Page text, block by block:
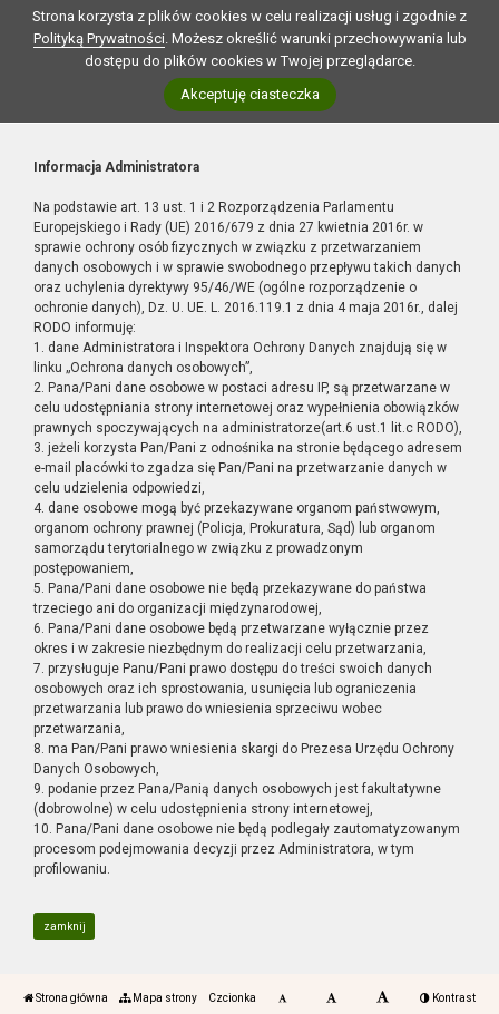
Strona korzysta z plików cookies w celu realizacji usług i zgodnie z
Polityką Prywatności. Możesz określić warunki przechowywania lub
dostępu do plików cookies w Twojej przeglądarce.
Akceptuję ciasteczka
Informacja Administratora
Na podstawie art. 13 ust. 1 i 2 Rozporządzenia Parlamentu
Europejskiego i Rady (UE) 2016/679 z dnia 27 kwietnia 2016r. w
sprawie ochrony osób fizycznych w związku z przetwarzaniem
danych osobowych i w sprawie swobodnego przepływu takich danych
oraz uchylenia dyrektywy 95/46/WE (ogólne rozporządzenie o
ochronie danych), Dz. U. UE. L. 2016.119.1 z dnia 4 maja 2016r., dalej
RODO informuję:
1. dane Administratora i Inspektora Ochrony Danych znajdują się w
linku „Ochrona danych osobowych”,
2. Pana/Pani dane osobowe w postaci adresu IP, są przetwarzane w
celu udostępniania strony internetowej oraz wypełnienia obowiązków
prawnych spoczywających na administratorze(art.6 ust.1 lit.c RODO),
3. jeżeli korzysta Pan/Pani z odnośnika na stronie będącego adresem
e-mail placówki to zgadza się Pan/Pani na przetwarzanie danych w
celu udzielenia odpowiedzi,
4. dane osobowe mogą być przekazywane organom państwowym,
organom ochrony prawnej (Policja, Prokuratura, Sąd) lub organom
samorządu terytorialnego w związku z prowadzonym
postępowaniem,
5. Pana/Pani dane osobowe nie będą przekazywane do państwa
trzeciego ani do organizacji międzynarodowej,
6. Pana/Pani dane osobowe będą przetwarzane wyłącznie przez
okres i w zakresie niezbędnym do realizacji celu przetwarzania,
7. przysługuje Panu/Pani prawo dostępu do treści swoich danych
osobowych oraz ich sprostowania, usunięcia lub ograniczenia
przetwarzania lub prawo do wniesienia sprzeciwu wobec
przetwarzania,
8. ma Pan/Pani prawo wniesienia skargi do Prezesa Urzędu Ochrony
Danych Osobowych,
9. podanie przez Pana/Panią danych osobowych jest fakultatywne
(dobrowolne) w celu udostępnienia strony internetowej,
10. Pana/Pani dane osobowe nie będą podlegały zautomatyzowanym
procesom podejmowania decyzji przez Administratora, w tym
profilowaniu.
zamknij
Strona główna Mapa strony Czcionka Kontrast